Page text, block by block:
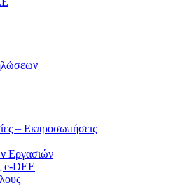
– Εκπροσωπήσεις
Εργασιών
e-DEE